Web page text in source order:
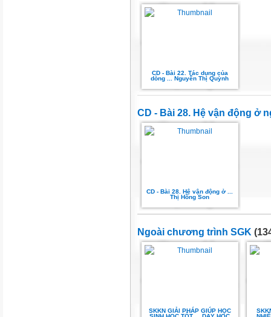
CD - Bài 22. Tác dụng của
dòng ... Nguyễn Thị Quỳnh
CD - Bài 28. Hệ vận động ở
CD - Bài 28. Hệ vận động ở ...
Thị Hồng Son
Ngoài chương trình SGK
SKKN GIẢI PHÁP GIÚP HỌC